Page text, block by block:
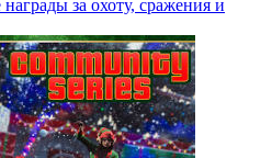
за охоту, сражения и